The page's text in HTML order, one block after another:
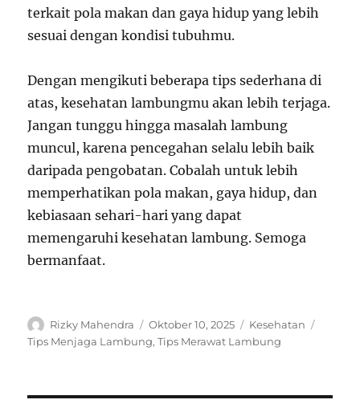
terkait pola makan dan gaya hidup yang lebih
sesuai dengan kondisi tubuhmu.
Dengan mengikuti beberapa tips sederhana di
atas, kesehatan lambungmu akan lebih terjaga.
Jangan tunggu hingga masalah lambung
muncul, karena pencegahan selalu lebih baik
daripada pengobatan. Cobalah untuk lebih
memperhatikan pola makan, gaya hidup, dan
kebiasaan sehari-hari yang dapat
memengaruhi kesehatan lambung. Semoga
bermanfaat.
Author
Rizky Mahendra
Posted
on
Oktober 10, 2025 Categories
Kesehatan
Tips Menjaga Lambung,Tips Merawat Lambung